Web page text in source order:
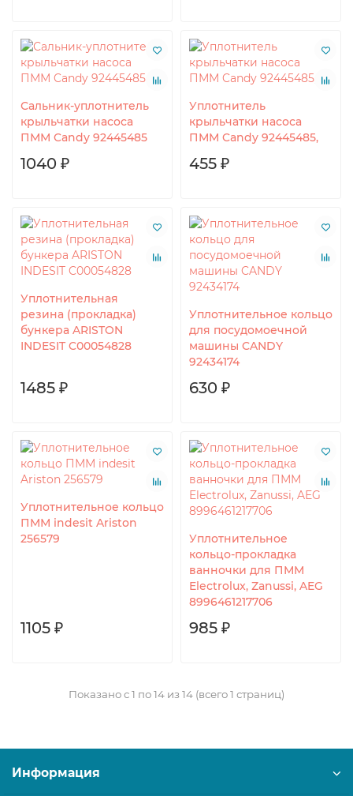
Сальник-уплотнитель
крыльчатки насоса
ПММ Candy 92445485
1040 ₽
Уплотнитель
крыльчатки насоса
ПММ Candy 92445485,
455 ₽
Уплотнительная
резина (прокладка)
бункера ARISTON
INDESIT C00054828
1485 ₽
Уплотнительное кольцо
для посудомоечной
машины CANDY
92434174
630 ₽
Уплотнительное кольцо
ПММ indesit Ariston
256579
1105 ₽
Уплотнительное
кольцо-прокладка
ванночки для ПММ
Electrolux, Zanussi, AEG
8996461217706
985 ₽
Показано с 1 по 14 из 14 (всего 1 страниц)
Информация